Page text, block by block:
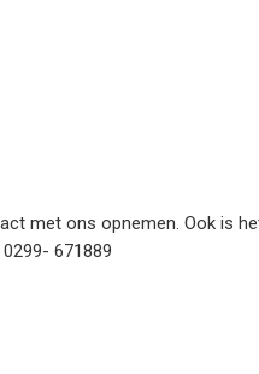
met ons opnemen. Ook is
671889